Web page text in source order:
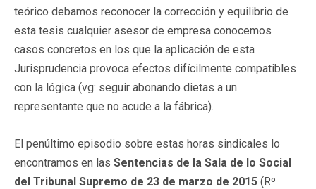
teórico debamos reconocer la corrección y equilibrio de
esta tesis cualquier asesor de empresa conocemos
casos concretos en los que la aplicación de esta
Jurisprudencia provoca efectos difícilmente compatibles
con la lógica (vg: seguir abonando dietas a un
representante que no acude a la fábrica).
El penúltimo episodio sobre estas horas sindicales lo
encontramos en las Sentencias de la Sala de lo Social
del Tribunal Supremo de 23 de marzo de 2015 (Rº